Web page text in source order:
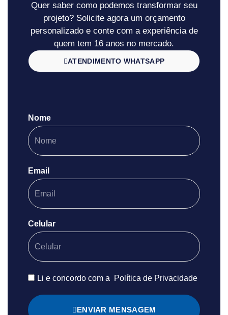
Quer saber como podemos transformar seu
projeto? Solicite agora um orçamento
personalizado e conte com a experiência de
quem tem 16 anos no mercado.
ATENDIMENTO WHATSAPP
Nome
Email
Celular
Li e concordo com a Política de Privacidade
ENVIAR MENSAGEM